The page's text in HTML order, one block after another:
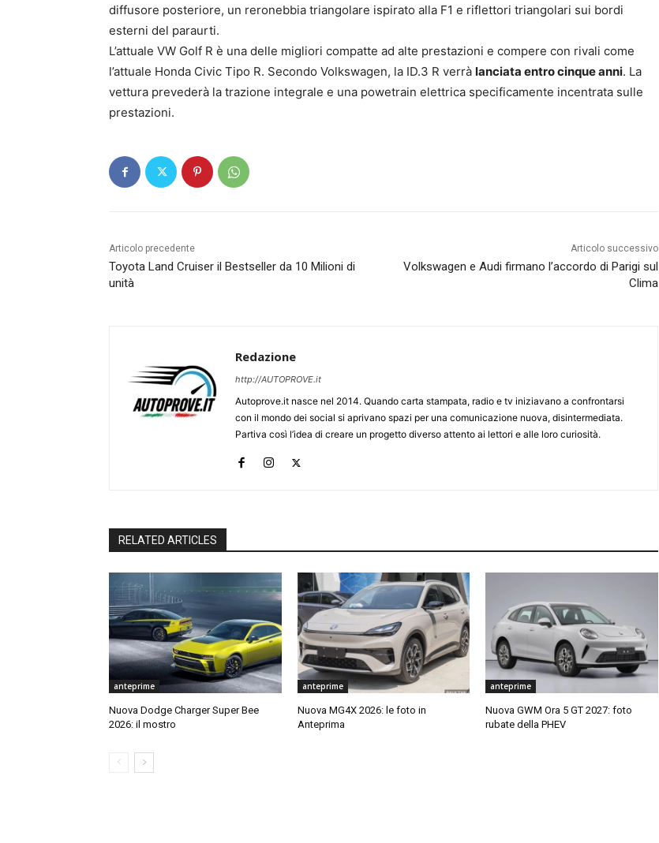
diffusore posteriore, un reronebbia triangolare ispirato alla F1 e riflettori triangolari sui bordi
esterni del paraurti.
L’attuale VW Golf R è una delle migliori compatte ad alte prestazioni e compere con rivali come
l’attuale Honda Civic Tipo R. Secondo Volkswagen, la ID.3 R verrà lanciata entro cinque anni. La
vettura prevederà la trazione integrale e una powetrain elettrica specificamente incentrata sulle
prestazioni.
Articolo precedente
Toyota Land Cruiser il Bestseller da 10 Milioni di
unità
Articolo successivo
Volkswagen e Audi firmano l’accordo di Parigi sul
Clima
Redazione
http://AUTOPROVE.it
Autoprove.it nasce nel 2014. Quando carta stampata, radio e tv iniziavano a confrontarsi
con il mondo dei social si aprivano spazi per una comunicazione nuova, disintermediata.
Partiva così l’idea di creare un progetto diverso attento ai lettori e alle loro curiosità.
RELATED ARTICLES
anteprime
Nuova Dodge Charger Super Bee
2026: il mostro
anteprime
Nuova MG4X 2026: le foto in
Anteprima
anteprime
Nuova GWM Ora 5 GT 2027: foto
rubate della PHEV